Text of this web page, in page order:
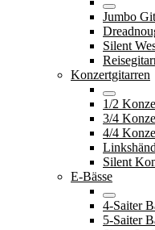
Jumbo
Silent
Konzertgitarren
1/2
3/4
4/4
Silent
E-Bässe
4-Saiter
5-Saiter